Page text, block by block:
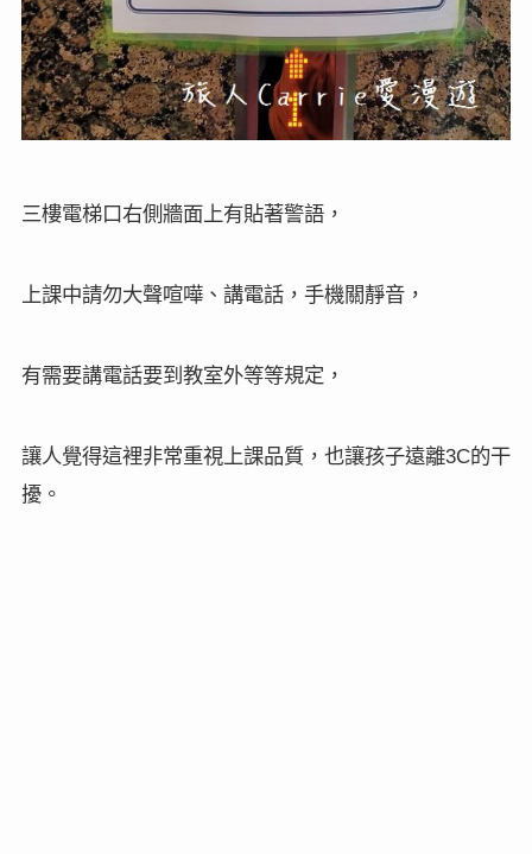
三樓電梯口右側牆面上有貼著警語，
上課中請勿大聲喧嘩、講電話，手機關靜音，
有需要講電話要到教室外等等規定，
讓人覺得這裡非常重視上課品質，也讓孩子遠離3C的干
擾。